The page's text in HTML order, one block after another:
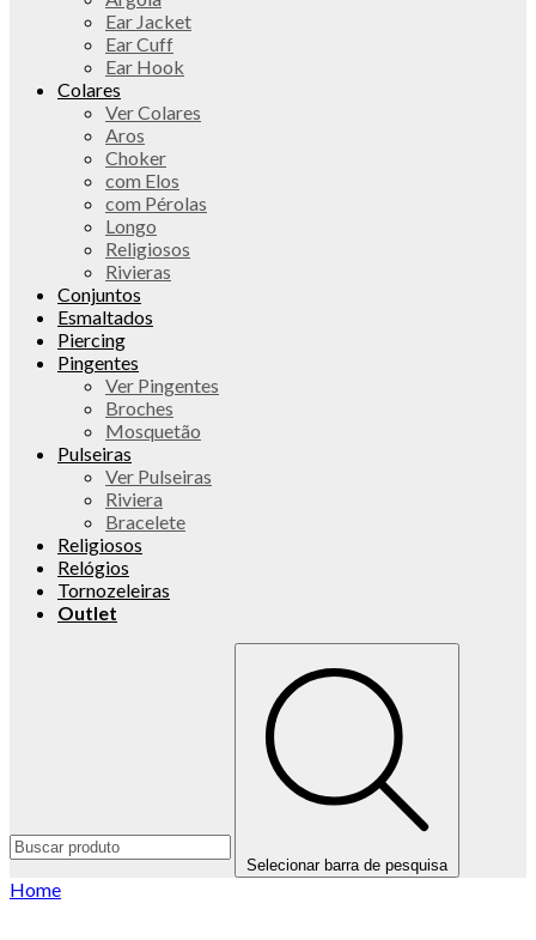
Ear Jacket
Ear Cuff
Ear Hook
Colares
Ver Colares
Aros
Choker
com Elos
com Pérolas
Longo
Religiosos
Rivieras
Conjuntos
Esmaltados
Piercing
Pingentes
Ver Pingentes
Broches
Mosquetão
Pulseiras
Ver Pulseiras
Riviera
Bracelete
Religiosos
Relógios
Tornozeleiras
Outlet
Selecionar barra de pesquisa
Home